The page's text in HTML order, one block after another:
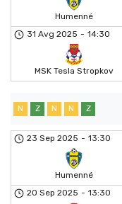
Humenné
31 Avg 2025 - 14:30
MSK Tesla Stropkov
N Z N N Z
23 Sep 2025 - 13:30
Humenné
20 Sep 2025 - 13:30